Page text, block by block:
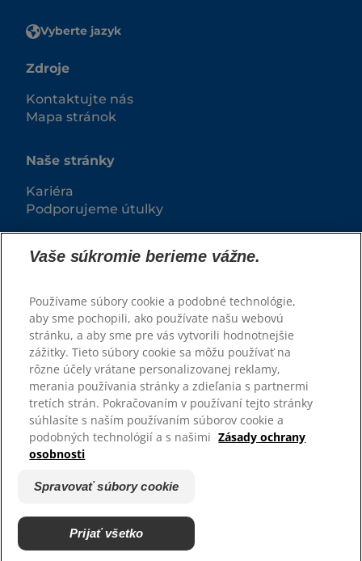
Vyberte jazyk
Zdroje
Kontaktujte nás
Mapa stránok
Naše stránky
Kariéra
Podporujeme útulky
© 2025 Hill's Pet Nutrition, Inc.
Všetky práva vyhradené.
Pravidlá
Zásady ochrany osobných
Právne vyhlásenie
Vaše súkromie berieme vážne.
Používame súbory cookie a podobné technológie,
aby sme pochopili, ako používate našu webovú
stránku, a aby sme pre vás vytvorili hodnotnejšie
zážitky. Tieto súbory cookie sa môžu používať na
rôzne účely vrátane personalizovanej reklamy,
merania používania stránky a zdieľania s partnermi
tretích strán. Pokračovaním v používaní tejto stránky
súhlasíte s naším používaním súborov cookie a
podobných technológií a s našimi Zásady ochrany
osobnosti
Spravovať súbory cookie
Prijať všetko